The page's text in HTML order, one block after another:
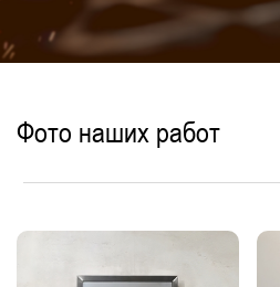
Фото наших работ